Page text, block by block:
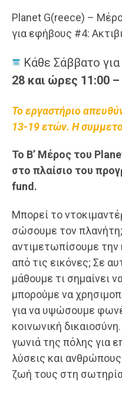
Planet G(reece) –
για εφήβους #4:
Κάθε Σάββατο
28 και ώρες 11:00
Το εργαστήριο
13-19 ετών. Η
Το Β’ Μέρος του
στο πλαίσιο του
fund.
Μπορεί το
σώσουμε τον
αντιμετωπίσουμε την
από τις εικόνες; Σε
μάθουμε τι σημαίνει
μπορούμε να
για να υψώσουμε
κοινωνική
γωνιά της πόλης για
λύσεις και
ζωή τους στη